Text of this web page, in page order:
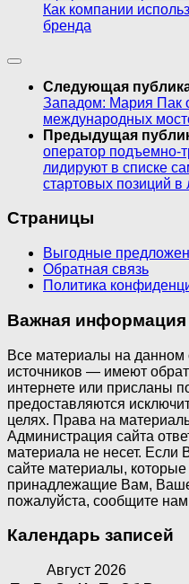
Как компании
бренда
Следующая
Западом: Мария Пак
международных
Предыдущая
оператор подъемно-
лидируют в списке
стартовых позиций в
Страницы
Выгодные
Обратная связь
Политика
Важная информация
Все материалы на данном
источников — имеют
интернете или присланы
предоставляются
целях. Права на
Администрация сайта
материала не несет.
сайте материалы,
принадлежащие Вам,
пожалуйста, сообщите
Календарь записей
Август 2026